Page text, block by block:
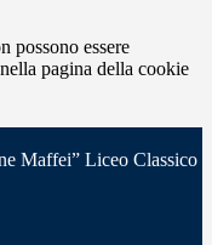
possono essere
pagina della cookie
Maffei” Liceo Classico